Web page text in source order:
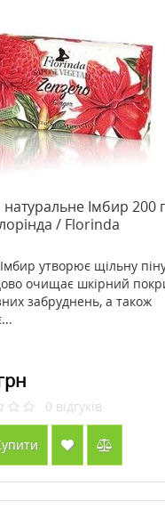
Імбир 200 г
/ Florinda
утворює щільну
очищає шкірний
забруднень, а також
0 відгуків